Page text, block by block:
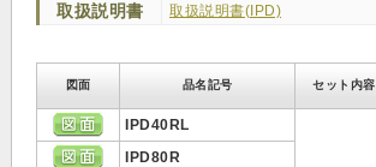
取扱説明書 取扱説明書(IPD)
図面 品名記号
セット内容
IPD40RL
IPD80R